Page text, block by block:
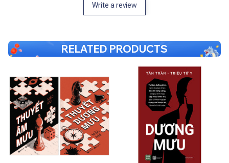
Write a review
RELATED PRODUCTS